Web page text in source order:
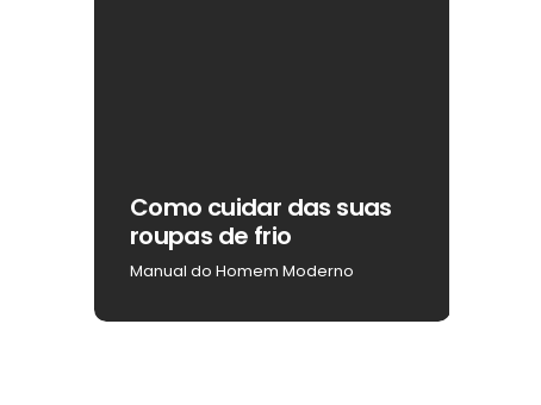
Como cuidar das suas
roupas de frio
Manual do Homem Moderno